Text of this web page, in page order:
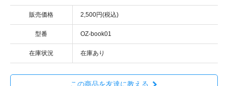
販売価格 2,500円(税込)
型番 OZ-book01
在庫状況 在庫あり
この商品を友達に教える